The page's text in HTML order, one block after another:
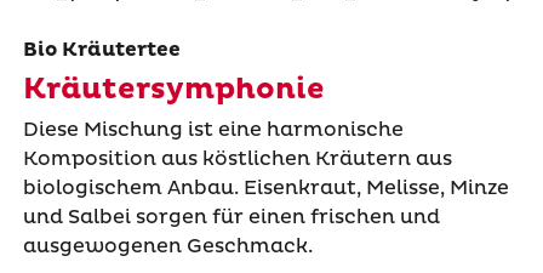
Bio Kräutertee
Kräutersymphonie
Diese Mischung ist eine harmonische
Komposition aus köstlichen Kräutern aus
biologischem Anbau. Eisenkraut, Melisse, Minze
und Salbei sorgen für einen frischen und
ausgewogenen Geschmack.